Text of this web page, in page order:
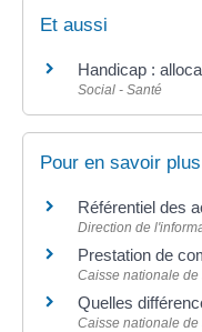
Et aussi
Handicap :
Social - Santé
Pour en savoir plus
Référentiel des
Direction de
Prestation de
Caisse nationale
Quelles
Caisse nationale